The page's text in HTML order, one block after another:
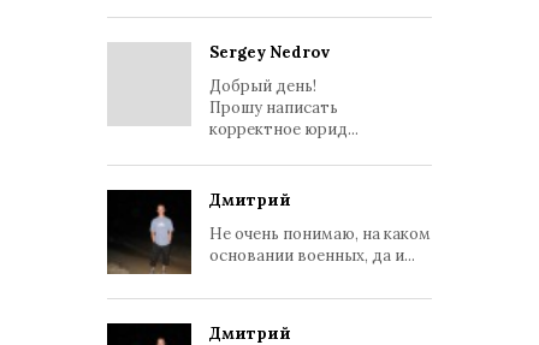
Sergey Nedrov
Добрый день!
Прошу написать
корректное юрид...
Дмитрий
Не очень понимаю, на каком
основании военных, да и...
Дмитрий